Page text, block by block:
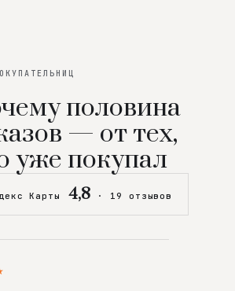
половина
— от тех,
уже покупал
Карты 4,8 · 19 отзывов